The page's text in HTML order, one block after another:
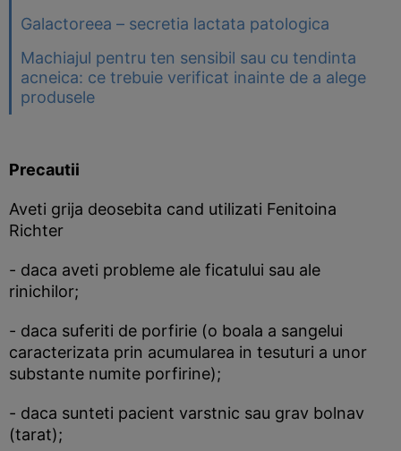
Galactoreea – secretia lactata patologica
Machiajul pentru ten sensibil sau cu tendinta
acneica: ce trebuie verificat inainte de a alege
produsele
Precautii
Aveti grija deosebita cand utilizati Fenitoina
Richter
- daca aveti probleme ale ficatului sau ale
rinichilor;
- daca suferiti de porfirie (o boala a sangelui
caracterizata prin acumularea in tesuturi a unor
substante numite porfirine);
- daca sunteti pacient varstnic sau grav bolnav
(tarat);